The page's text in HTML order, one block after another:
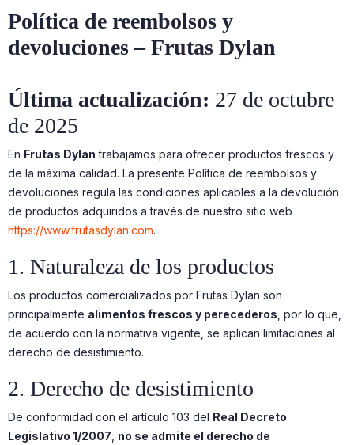
Política de reembolsos y
devoluciones – Frutas Dylan
Última actualización: 27 de octubre
de 2025
En Frutas Dylan trabajamos para ofrecer productos frescos y
de la máxima calidad. La presente Política de reembolsos y
devoluciones regula las condiciones aplicables a la devolución
de productos adquiridos a través de nuestro sitio web
https://www.frutasdylan.com.
1. Naturaleza de los productos
Los productos comercializados por Frutas Dylan son
principalmente alimentos frescos y perecederos , por lo que,
de acuerdo con la normativa vigente, se aplican limitaciones al
derecho de desistimiento.
2. Derecho de desistimiento
De conformidad con el artículo 103 del Real Decreto
Legislativo 1/2007 no se admite el derecho de